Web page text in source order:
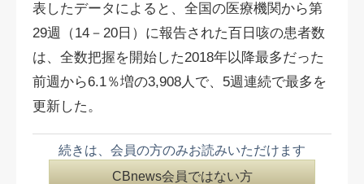
表したデータによると、全国の医療機関から第
29週（14－20日）に報告された百日咳の患者数
は、全数把握を開始した2018年以降最多だった
前週から6.1％増の3,908人で、5週連続で最多を
更新した。
続きは、会員の方のみお読みいただけます
CBnews会員ではない方